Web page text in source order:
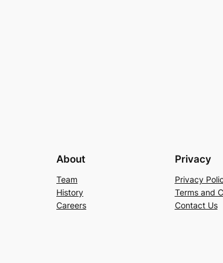
About
Team
History
Careers
Privacy
Privacy
Terms and
Contact Us